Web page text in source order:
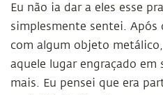
Eu não ia dar a eles esse
simplesmente sentei. Após
com algum objeto
aquele lugar engraçado em
mais. Eu pensei que era